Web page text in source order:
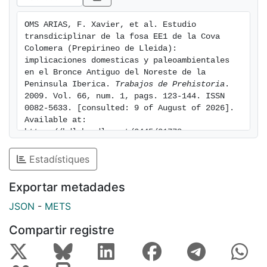
OMS ARIAS, F. Xavier, et al. Estudio
transdiciplinar de la fosa EE1 de la Cova
Colomera (Prepirineo de Lleida):
implicaciones domesticas y paleoambientales
en el Bronce Antiguo del Noreste de la
Peninsula Iberica. Trabajos de Prehistoria .
2009. Vol. 66, num. 1, pags. 123-144. ISSN
0082-5633. [consulted: 9 of August of 2026].
Available at:
https://hdl.handle.net/2445/31778
Estadístiques
Exportar metadades
JSON - METS
Compartir registre